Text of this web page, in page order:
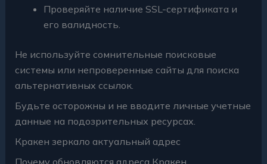
Проверяйте наличие SSL-сертификата и
его валидность.
Не используйте сомнительные поисковые
системы или непроверенные сайты для поиска
альтернативных ссылок.
Будьте осторожны и не вводите личные учетные
данные на подозрительных ресурсах.
Кракен зеркало актуальный адрес
Почему обновляются адреса Кракен